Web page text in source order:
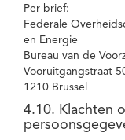
Per brief:
Federale
en Energie
Bureau van de
Vooruitgangstraat
1210 Brussel
4.10. Klachten